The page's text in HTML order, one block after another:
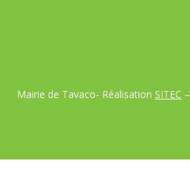
Mairie de Tavaco- Réalisation SITEC –